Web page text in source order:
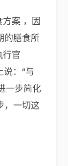
案 ，因
的膳食所
行官
：“与
一步简化
，一切这